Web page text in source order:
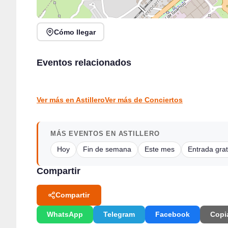
Cómo llegar
Eventos relacionados
Colindres
Barnatán
Ver más en AstilleroVer más de Conciertos
MÁS EVENTOS EN ASTILLERO
Hoy Fin de semana Este mes Entrada
Compartir
Compartir
WhatsApp Telegram Facebook